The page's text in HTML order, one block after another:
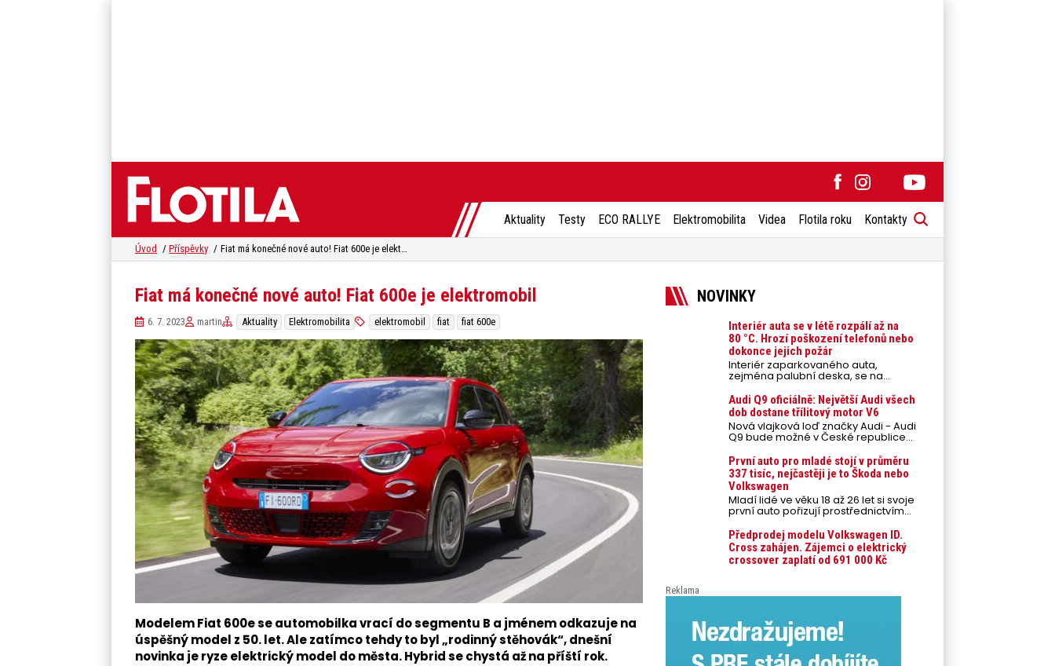
Aktuality Testy ECO RALLYE Elektromobilita Videa Flotila roku Kontakty
Úvod Příspěvky Fiat má konečné nové auto! Fiat 600e je elektromobil
Fiat má konečné nové auto! Fiat 600e je elektromobil
6. 7. 2023 martin Aktuality Elektromobilita elektromobil fiat fiat 600e
Modelem Fiat 600e se automobilka vrací do segmentu B a jménem odkazuje na
úspěšný model z 50. let. Ale zatímco tehdy to byl „rodinný stěhovák“, dnešní
novinka je ryze elektrický model do města. Hybrid se chystá až na příští rok.
NOVINKY
Interiér auta se v létě rozpálí až na
80 °C. Hrozí poškození telefonů nebo
dokonce jejich požár
Interiér zaparkovaného auta,
zejména palubní deska, se na
přímém slunci může během letních
veder rozpálit až na 80 °C. Takové
teploty představují nebezpečí pro
odložené mobilní telefony,
powerbanky nebo notebooky. Můžou
urychlit stárnutí baterií, poškodit
případech i zvýšit riziko požáru.
Audi Q9 oficiálně: Největší Audi všech
dob dostane třílitový motor V6
Nová vlajková loď značky Audi - Audi
Q9 bude možné v České republice
objednávat od prvního srpnového
týdne 2026, kde budou oznámeny
také české ceny.
První auto pro mladé stojí v průměru
337 tisíc, nejčastěji je to Škoda nebo
Volkswagen
Mladí lidé ve věku 18 až 26 let si svoje
první auto pořizují prostřednictvím
úvěrového financování jako ojeté. Je
to tak u 93,3 % lidí, jen 6,7 % si pořídí
nové auto. Průměrná pořizovací
cena vozu dosahuje 337 tisíc korun a
průměrná financovaná částka
posledních 10 let (2016–2026).
Předprodej modelu Volkswagen ID.
Cross zahájen. Zájemci o elektrický
crossover zaplatí od 691 000 Kč
Reklama